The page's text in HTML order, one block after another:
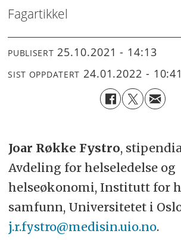
Fagartikkel
PUBLISERT 25.10.2021 - 14:13
SIST OPPDATERT 24.01.2022 - 10:41
Joar Røkke Fystro,
Avdeling for helseledelse og
helseøkonomi, Institutt for
samfunn, Universitetet i
j.r.fystro@medisin.uio.no.